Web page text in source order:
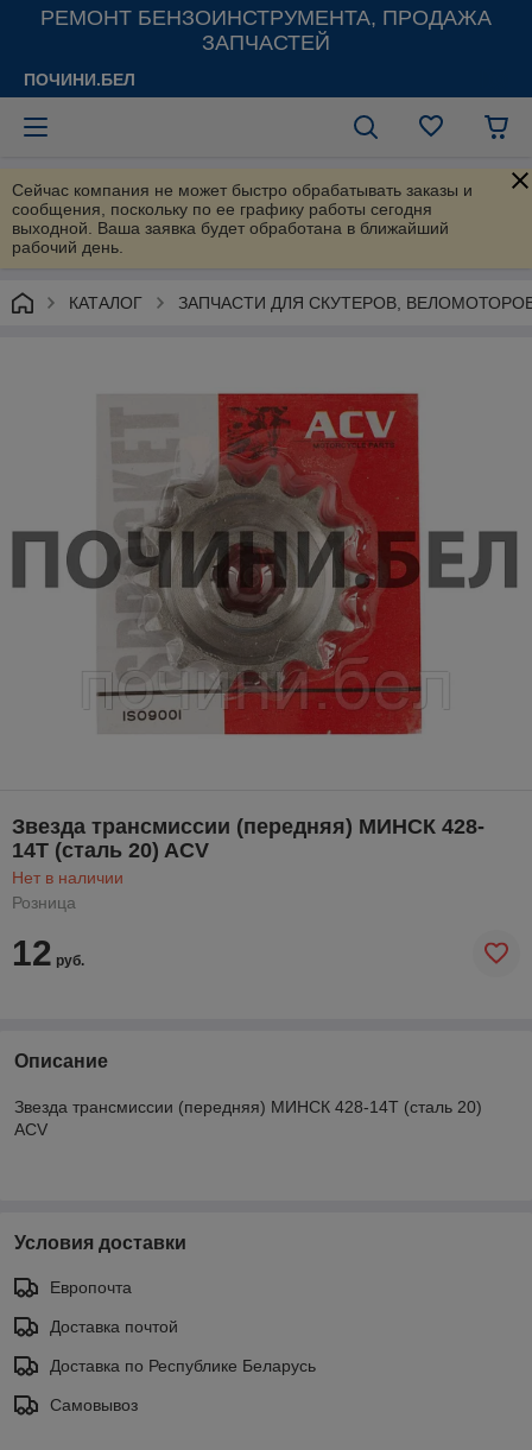
РЕМОНТ БЕНЗОИНСТРУМЕНТА, ПРОДАЖА
ЗАПЧАСТЕЙ
ПОЧИНИ.БЕЛ
Сейчас компания не может быстро обрабатывать заказы и
сообщения, поскольку по ее графику работы сегодня
выходной. Ваша заявка будет обработана в ближайший
рабочий день.
КАТАЛОГ ЗАПЧАСТИ ДЛЯ СКУТЕРОВ,
Звезда трансмиссии (передняя) МИНСК 428-
14T (сталь 20) ACV
Нет в наличии
Розница
12 руб.
Описание
Звезда трансмиссии (передняя) МИНСК 428-14T (сталь 20)
ACV
Условия доставки
Европочта
Доставка почтой
Доставка по Республике Беларусь
Самовывоз